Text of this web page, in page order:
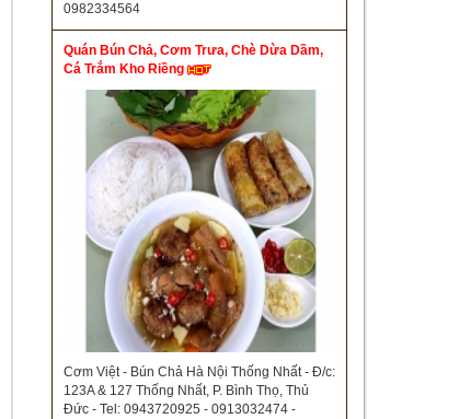
0982334564
Quán Bún Chả, Cơm Trưa, Chè Dừa Dầm,
Cá Trắm Kho Riềng
Cơm Việt - Bún Chả Hà Nội Thống Nhất - Đ/c:
123A & 127 Thống Nhất, P. Bình Thọ, Thủ
Đức - Tel: 0943720925 - 0913032474 -